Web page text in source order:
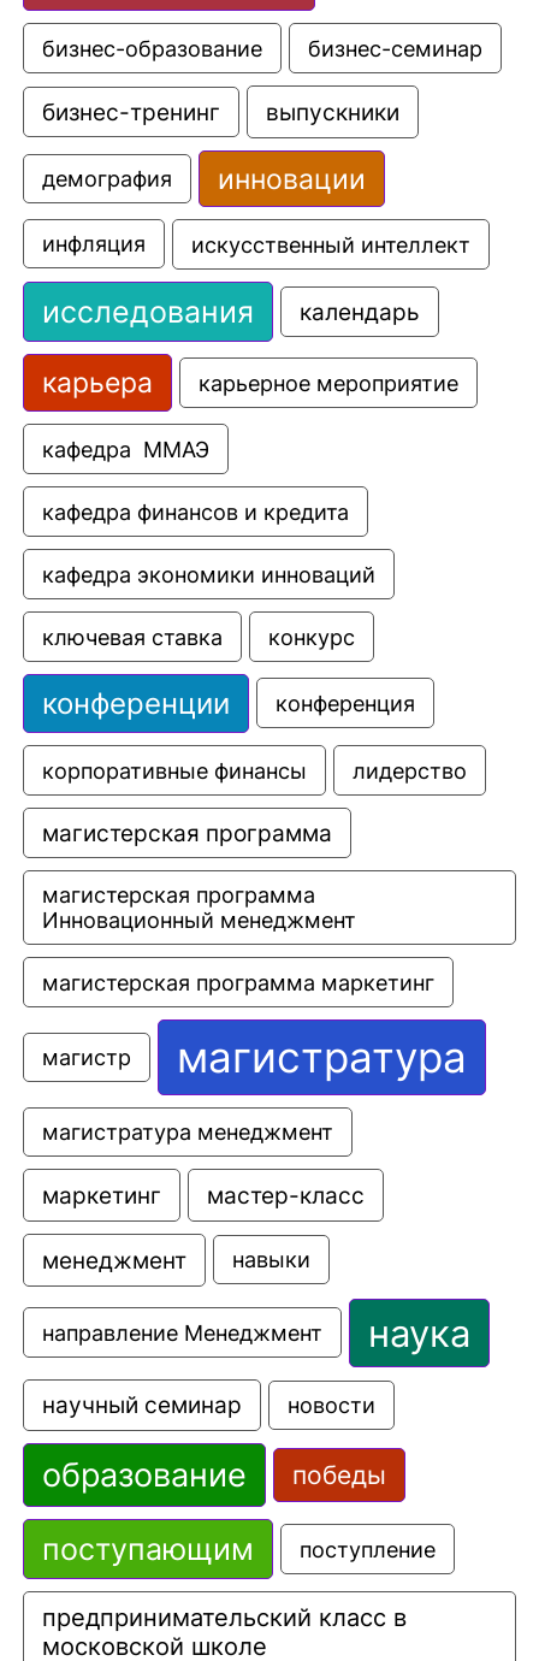
бизнес-образование бизнес-семинар
бизнес-тренинг выпускники
демография инновации
инфляция искусственный интеллект
исследования календарь
карьера карьерное мероприятие
кафедра  ММАЭ
кафедра финансов и кредита
кафедра экономики инноваций
ключевая ставка конкурс
конференции конференция
корпоративные финансы лидерство
магистерская программа
магистерская программа
Инновационный менеджмент
магистерская программа маркетинг
магистр магистратура
магистратура менеджмент
маркетинг мастер-класс
менеджмент навыки
направление Менеджмент наука
научный семинар новости
образование победы
поступающим поступление
предпринимательский класс в
московской школе